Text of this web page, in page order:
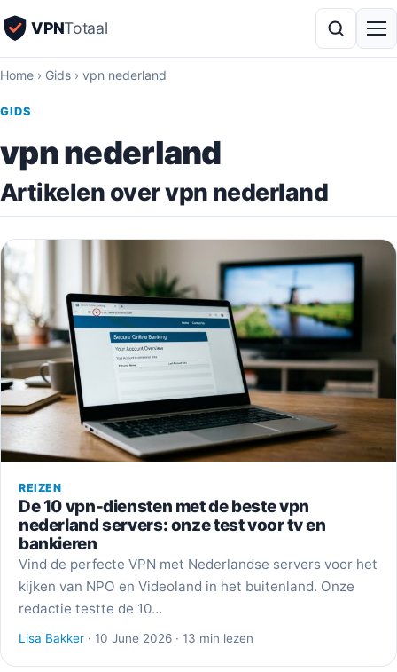
VPNTotaal
Home › Gids › vpn nederland
GIDS
vpn nederland
Artikelen over vpn nederland
REIZEN
De 10 vpn-diensten met de beste vpn
nederland servers: onze test voor tv en
bankieren
Vind de perfecte VPN met Nederlandse servers voor het
kijken van NPO en Videoland in het buitenland. Onze
redactie testte de 10…
Lisa Bakker · 10 June 2026 · 13 min lezen